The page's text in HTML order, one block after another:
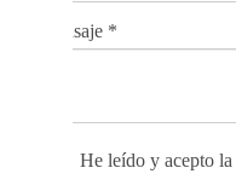
Mensaje *
He leído y acepto la